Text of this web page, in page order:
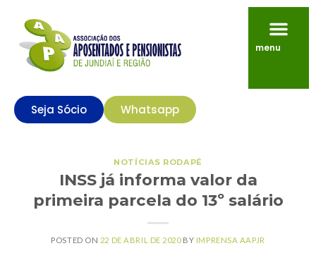
menu
Seja Sócio Whatsapp
NOTÍCIAS RODAPÉ
INSS já informa valor da
primeira parcela do 13º salário
POSTED ON 22 DE ABRIL DE 2020BY IMPRENSA AAPJR